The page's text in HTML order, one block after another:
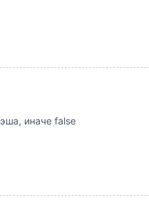
иначе false